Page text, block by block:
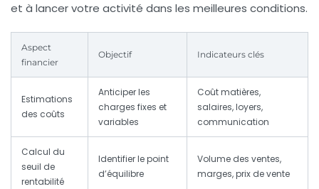
et à lancer votre activité dans les meilleures conditions.
Aspect
financier
Objectif Indicateurs clés
Estimations
des coûts
Anticiper les
charges fixes et
variables
Coût matières,
salaires, loyers,
communication
Calcul du
seuil de
rentabilité
Identifier le point
d’équilibre
Volume des ventes,
marges, prix de vente